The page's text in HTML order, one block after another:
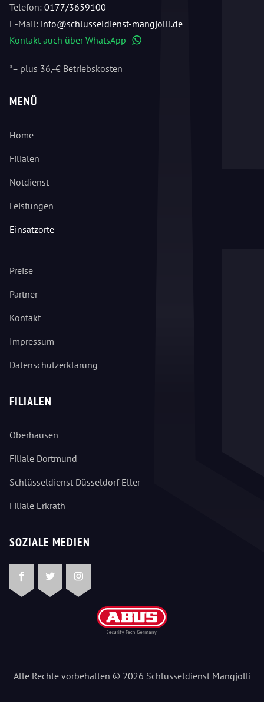
Telefon: 0177/3659100
E-Mail: info@schlüsseldienst-mangjolli.de
Kontakt auch über WhatsApp
*= plus 36,-€ Betriebskosten
MENÜ
Home
Filialen
Notdienst
Leistungen
Einsatzorte
Preise
Partner
Kontakt
Impressum
Datenschutzerklärung
FILIALEN
Oberhausen
Filiale Dortmund
Schlüsseldienst Düsseldorf Eller
Filiale Erkrath
SOZIALE MEDIEN
FacebookTwitterInstagram
Alle Rechte vorbehalten © 2026 Schlüsseldienst Mangjolli